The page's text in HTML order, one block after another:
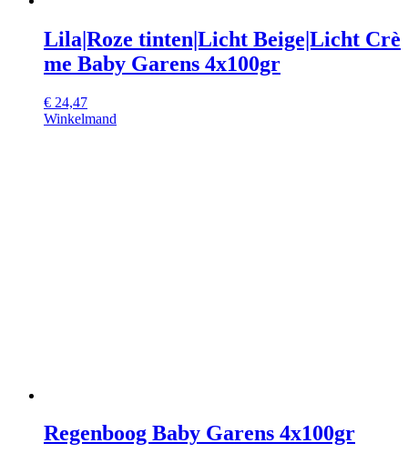
Lila|Roze tinten|Licht Beige|Licht Crè
me Baby Garens 4x100gr
€ 24,47
Winkelmand
Regenboog Baby Garens 4x100gr